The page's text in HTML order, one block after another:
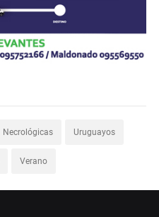
Necrológicas Uruguayos
Verano